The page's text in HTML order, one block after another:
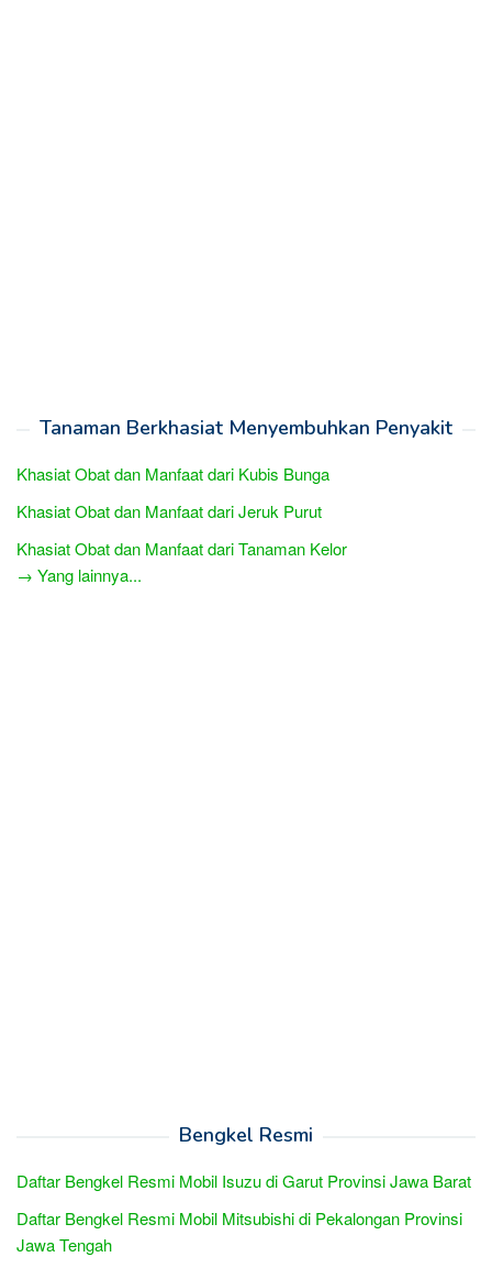
Tanaman Berkhasiat Menyembuhkan Penyakit
Khasiat Obat dan Manfaat dari Kubis Bunga
Khasiat Obat dan Manfaat dari Jeruk Purut
Khasiat Obat dan Manfaat dari Tanaman Kelor
→ Yang lainnya...
Bengkel Resmi
Daftar Bengkel Resmi Mobil Isuzu di Garut Provinsi Jawa Barat
Daftar Bengkel Resmi Mobil Mitsubishi di Pekalongan Provinsi
Jawa Tengah